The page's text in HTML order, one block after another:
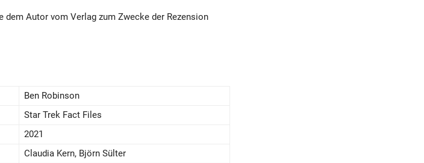
Autor vom Verlag zum Zwecke der Rezension
Ben Robinson
Star Trek Fact Files
2021
Claudia Kern, Björn Sülter